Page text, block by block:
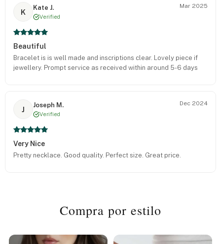
K
Kate J.
Verified
Mar 2025
Beautiful
Bracelet is is well made and inscriptions clear. Lovely piece if
jewellery. Prompt service as received within around 5-6 days
J
Joseph M.
Verified
Dec 2024
Very Nice
Pretty necklace. Good quality. Perfect size. Great price.
Compra por estilo